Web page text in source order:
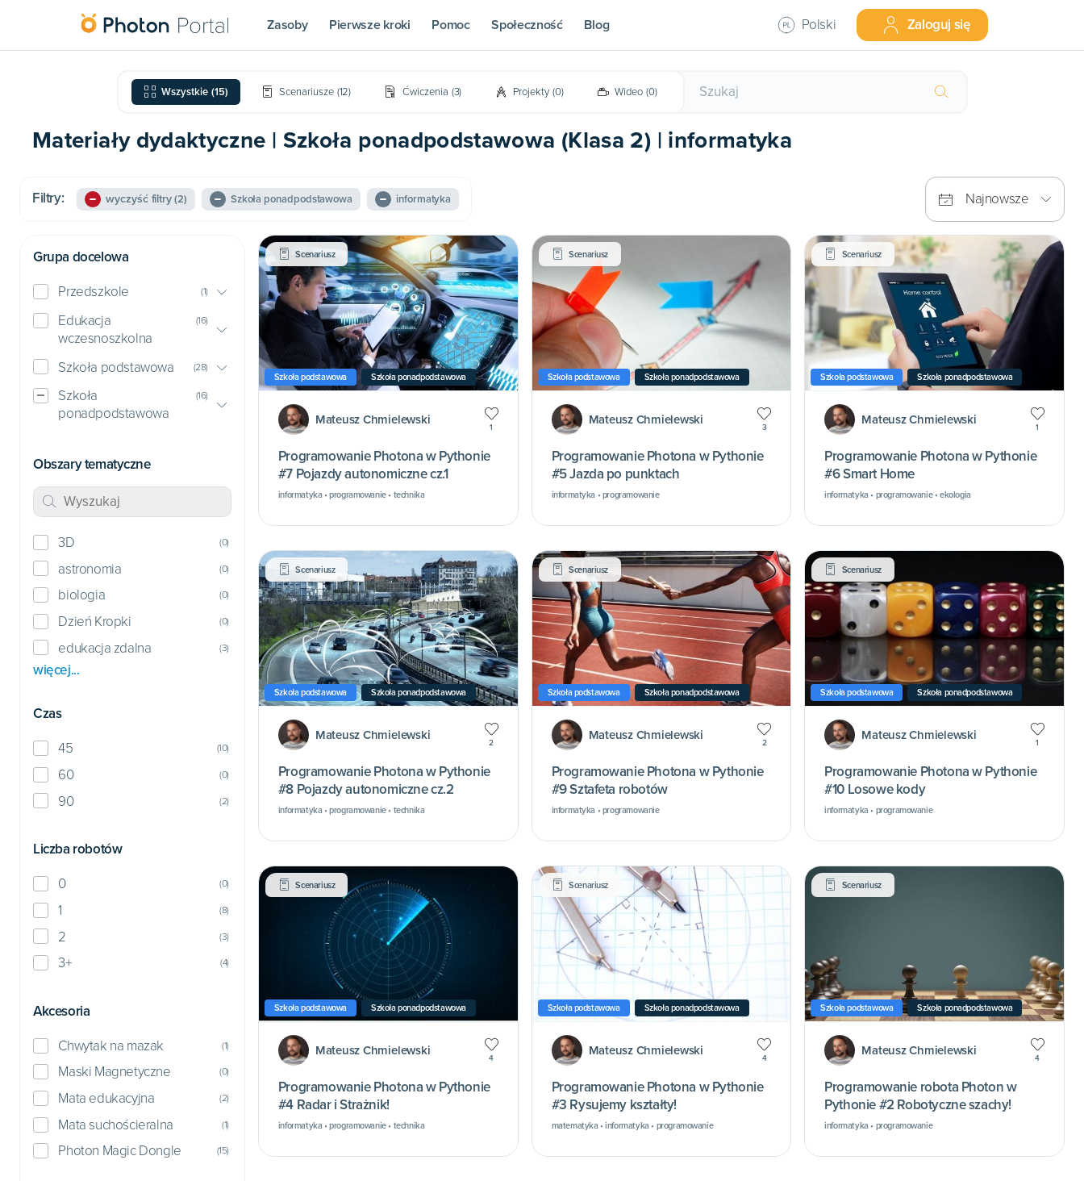
Zasoby Pierwsze kroki Pomoc Społeczność Blog Polski Zaloguj się
Wszystkie (15) Scenariusze (12) Ćwiczenia (3) Projekty (0) Wideo (0)
Materiały dydaktyczne | Szkoła ponadpodstawowa (Klasa 2) | informatyka
Filtry: wyczyść filtry(2) Szkoła ponadpodstawowa informatyka Najnowsze
Grupa docelowa
Przedszkole (1)
Edukacja
wczesnoszkolna
(16)
Szkoła podstawowa (28)
Szkoła
ponadpodstawowa
(16)
Obszary tematyczne
3D (0)
astronomia (0)
biologia (0)
Dzień Kropki (0)
edukacja zdalna (3)
więcej...
Czas
45 (10)
60 (0)
90 (2)
Liczba robotów
0 (0)
1 (8)
2 (3)
3+ (4)
Akcesoria
Chwytak na mazak (1)
Maski Magnetyczne (0)
Mata edukacyjna (2)
Mata suchościeralna (1)
Photon Magic Dongle (15)
Scenariusz
Szkoła podstawowa Szkoła ponadpodstawowa
Mateusz Chmielewski
1
Programowanie Photona w Pythonie
#7 Pojazdy autonomiczne cz.1
informatyka • programowanie • technika
Scenariusz
Szkoła podstawowa Szkoła ponadpodstawowa
Mateusz Chmielewski
3
Programowanie Photona w Pythonie
#5 Jazda po punktach
informatyka • programowanie
Scenariusz
Szkoła podstawowa Szkoła ponadpodstawowa
Mateusz Chmielewski
1
Programowanie Photona w Pythonie
#6 Smart Home
informatyka • programowanie • ekologia
Scenariusz
Szkoła podstawowa Szkoła ponadpodstawowa
Mateusz Chmielewski
2
Programowanie Photona w Pythonie
#8 Pojazdy autonomiczne cz.2
informatyka • programowanie • technika
Scenariusz
Szkoła podstawowa Szkoła ponadpodstawowa
Mateusz Chmielewski
2
Programowanie Photona w Pythonie
#9 Sztafeta robotów
informatyka • programowanie
Scenariusz
Szkoła podstawowa Szkoła ponadpodstawowa
Mateusz Chmielewski
1
Programowanie Photona w Pythonie
#10 Losowe kody
informatyka • programowanie
Scenariusz
Szkoła podstawowa Szkoła ponadpodstawowa
Mateusz Chmielewski
4
Programowanie Photona w Pythonie
#4 Radar i Strażnik!
informatyka • programowanie • technika
Scenariusz
Szkoła podstawowa Szkoła ponadpodstawowa
Mateusz Chmielewski
4
Programowanie Photona w Pythonie
#3 Rysujemy kształty!
matematyka • informatyka • programowanie
Scenariusz
Szkoła podstawowa Szkoła ponadpodstawowa
Mateusz Chmielewski
4
Programowanie robota Photon w
Pythonie #2 Robotyczne szachy!
informatyka • programowanie